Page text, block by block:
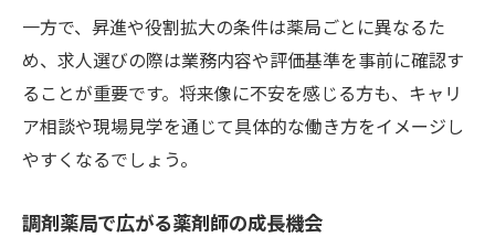
一方で、昇進や役割拡大の条件は薬局ごとに異なるた
め、求人選びの際は業務内容や評価基準を事前に確認す
ることが重要です。将来像に不安を感じる方も、キャリ
ア相談や現場見学を通じて具体的な働き方をイメージし
やすくなるでしょう。
調剤薬局で広がる薬剤師の成長機会